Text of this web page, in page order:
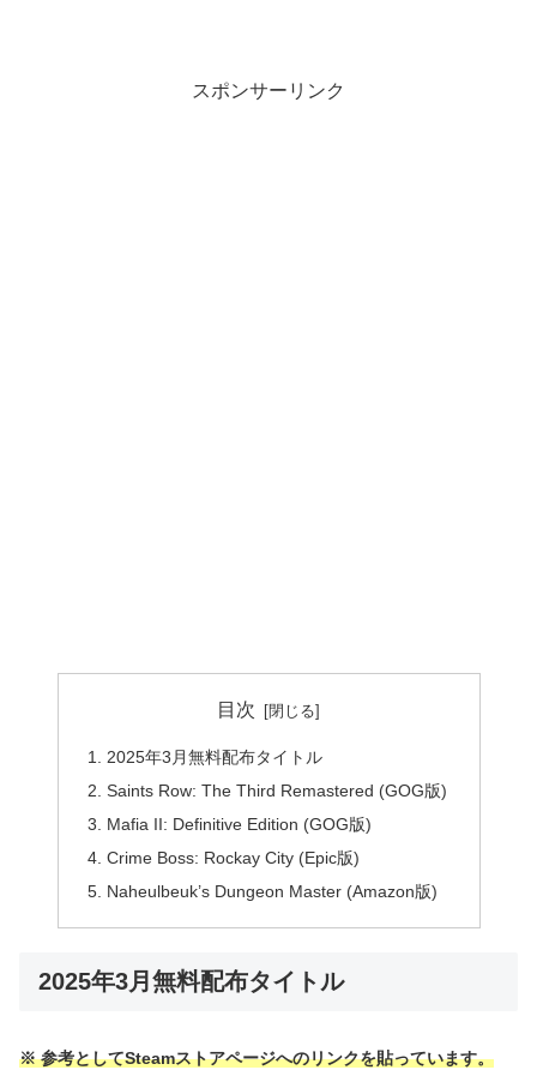
スポンサーリンク
目次
2025年3月無料配布タイトル
Saints Row: The Third Remastered (GOG版)
Mafia II: Definitive Edition (GOG版)
Crime Boss: Rockay City (Epic版)
Naheulbeuk’s Dungeon Master (Amazon版)
2025年3月無料配布タイトル
※ 参考としてSteamストアページへのリンクを貼っています。